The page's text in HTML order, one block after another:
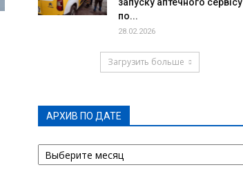
по...
28.02.2026
Загрузить больше
АРХИВ ПО ДАТЕ
АРХИВ
ПО